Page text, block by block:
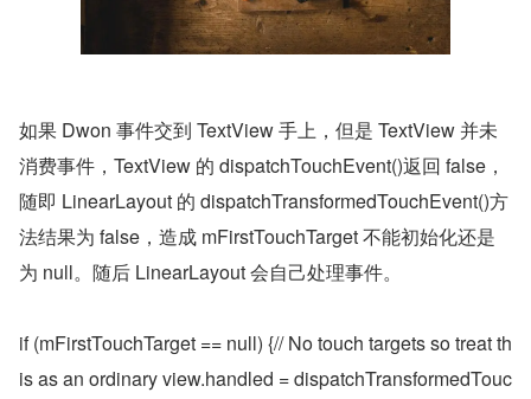
如果 Dwon 事件交到 TextView 手上，但是 TextView 并未
消费事件，TextView 的 dispatchTouchEvent()返回 false，
随即 LinearLayout 的 dispatchTransformedTouchEvent()方
法结果为 false，造成 mFirstTouchTarget 不能初始化还是
为 null。随后 LinearLayout 会自己处理事件。
if (mFirstTouchTarget == null) {// No touch targets so treat th
is as an ordinary view.handled = dispatchTransformedTouc